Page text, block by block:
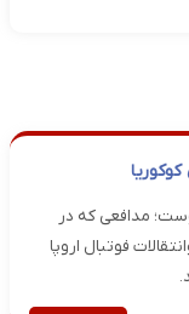
کوکوریا
مدافعی که در
فوتبال اروپا